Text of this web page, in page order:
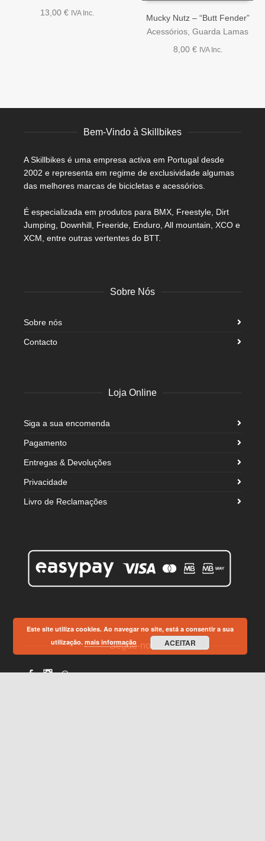
13,00€ IVA Inc.
Mucky Nutz – “Butt Fender”
Acessórios ,Guarda Lamas
8,00 € IVA Inc.
Bem-Vindo à Skillbikes
A Skillbikes é uma empresa activa em Portugal desde
2002 e representa em regime de exclusividade algumas
das melhores marcas de bicicletas e acessórios.
É especializada em produtos para BMX, Freestyle, Dirt
Jumping, Downhill, Freeride, Enduro, All mountain, XCO e
XCM, entre outras vertentes do BTT.
Sobre Nós
Sobre nós
Contacto
Loja Online
Siga a sua encomenda
Pagamento
Entregas & Devoluções
Privacidade
Livro de Reclamações
Segue-nos
Facebook
Instagram
Este site utiliza cookies. Ao navegar no site, está a consentir a sua
utilização.mais informação ACEITAR